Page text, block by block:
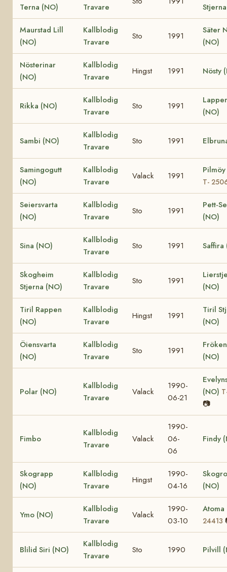
Terna (NO)
Travare
Maurstad Lill
(NO)
Kallblodig
Travare
Sto 1991
Säter
(NO)
Nösterinar
(NO)
Kallblodig
Travare
Hingst 1991 Nösty
Rikka (NO)
Kallblodig
Travare
Sto 1991
(NO)
Sambi (NO)
Kallblodig
Travare
Sto 1991
Samingogutt
(NO)
Kallblodig
Travare
Valack 1991
T-
Seiersvarta
(NO)
Kallblodig
Travare
Sto 1991
Pett-
(NO)
Sina (NO)
Kallblodig
Travare
Sto 1991 Saffira
Skogheim
Stjerna (NO)
Kallblodig
Travare
Sto 1991
(NO)
Tiril Rappen
(NO)
Kallblodig
Travare
Hingst 1991
Tiril
(NO)
Öiensvarta
(NO)
Kallblodig
Travare
Sto 1991
(NO)
Polar (NO)
Kallblodig
Travare
Valack
1990-
06-21
(NO)
📷
Fimbo
Kallblodig
Travare
Valack
1990-
06-
06
Findy
Skograpp
(NO)
Kallblodig
Travare
Hingst
1990-
04-16
(NO)
Ymo (NO)
Kallblodig
Travare
Valack
1990-
03-10
24413
Blilid Siri (NO)
Kallblodig
Travare
Sto 1990 Pilvill